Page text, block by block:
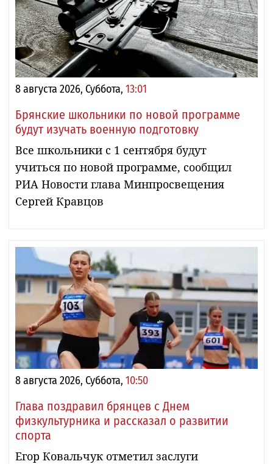
8 августа 2026, Суббота, 13:01
Брянские школьники по новой программе
будут изучать военную подготовку
Все школьники с 1 сентября будут
учиться по новой программе, сообщил
РИА Новости глава Минпросвещения
Сергей Кравцов
8 августа 2026, Суббота, 10:50
Глава поздравил брянцев с Днем
физкультурника и рассказал о развитии
спорта
Егор Ковальчук отметил заслуги